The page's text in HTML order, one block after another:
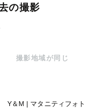
の撮影
撮影地域が同じ